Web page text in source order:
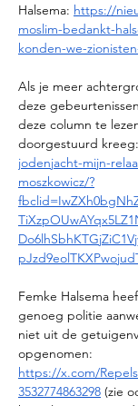
Halsema: https://
moslim-bedankt-
konden-we-
Als je meer
deze
deze column te
doorgestuurd kreeg:
jodenjacht-mijn-
moszkowicz/?
Femke Halsema
genoeg politie
niet uit de
opgenomen:
https://x.com/
3532774863298 (zie